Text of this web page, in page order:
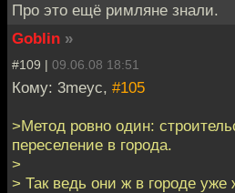
Про это ещё римляне знали.
Goblin »
#109 | 09.06.08 18:51
Кому: 3meyc, #105
>Метод ровно один:
переселение в города.
>
> Так ведь они ж в городе уже